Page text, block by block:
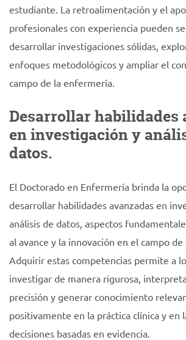
estudiante. La retroalimentación y el
profesionales con experiencia pueden
desarrollar investigaciones sólidas,
enfoques metodológicos y ampliar el
campo de la enfermería.
Desarrollar habilidades
en investigación y
datos.
El Doctorado en Enfermería brinda la
desarrollar habilidades avanzadas en
análisis de datos, aspectos
al avance y la innovación en el campo
Adquirir estas competencias permite a
investigar de manera rigurosa,
precisión y generar conocimiento
positivamente en la práctica clínica y en
decisiones basadas en evidencia.